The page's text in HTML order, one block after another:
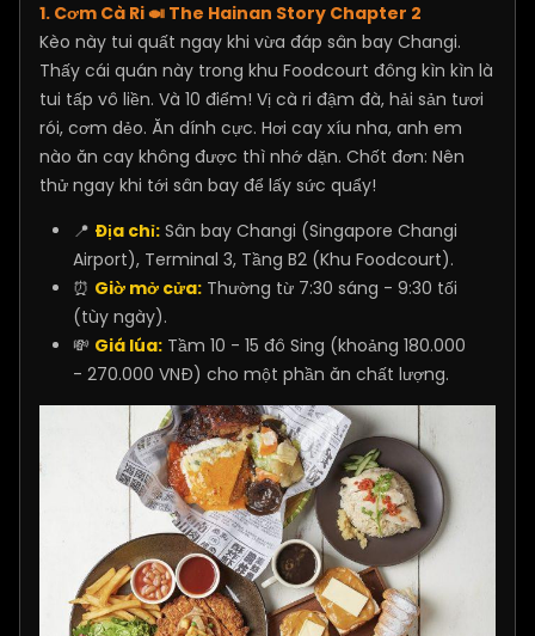
1. Cơm Cà Ri 🍛 The Hainan Story Chapter 2
Kèo này tui quất ngay khi vừa đáp sân bay Changi.
Thấy cái quán này trong khu Foodcourt đông kìn kìn là
tui tấp vô liền. Và 10 điểm! Vị cà ri đậm đà, hải sản tươi
rói, cơm dẻo. Ăn dính cực. Hơi cay xíu nha, anh em
nào ăn cay không được thì nhớ dặn. Chốt đơn: Nên
thử ngay khi tới sân bay để lấy sức quẩy!
📍 Địa chỉ: Sân bay Changi (Singapore Changi
Airport), Terminal 3, Tầng B2 (Khu Foodcourt).
⏰ Giờ mở cửa: Thường từ 7:30 sáng - 9:30 tối
(tùy ngày).
💸 Giá lúa: Tầm 10 - 15 đô Sing (khoảng 180.000
- 270.000 VNĐ) cho một phần ăn chất lượng.